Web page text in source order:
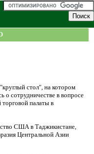
стол", на котором
о сотрудничестве в вопросе
торговой палаты в
США в Таджикистане,
Центральной Азии